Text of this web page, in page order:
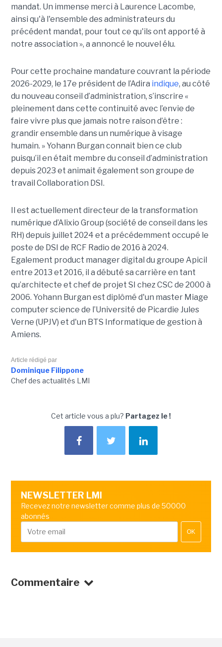
mandat. Un immense merci à Laurence Lacombe,
ainsi qu'à l'ensemble des administrateurs du
précédent mandat, pour tout ce qu'ils ont apporté à
notre association », a annoncé le nouvel élu.
Pour cette prochaine mandature couvrant la période
2026-2029, le 17e président de l’Adira indique, au côté
du nouveau conseil d’administration, s’inscrire «
pleinement dans cette continuité avec l’envie de
faire vivre plus que jamais notre raison d’être :
grandir ensemble dans un numérique à visage
humain. »Yohann Burgan connait bien ce club
puisqu’il en était membre du conseil d’administration
depuis 2023 et animait également son groupe de
travail Collaboration DSI.
Il est actuellement directeur de la transformation
numérique d’Alixio Group (société de conseil dans les
RH) depuis juillet 2024 et a précédemment occupé le
poste de DSI de RCF Radio de 2016 à 2024.
Egalement product manager digital du groupe Apicil
entre 2013 et 2016, il a débuté sa carrière en tant
qu’architecte et chef de projet SI chez CSC de 2000 à
2006. Yohann Burgan est diplômé d'un master Miage
computer science de l’Université de Picardie Jules
Verne (UPJV) et d'un BTS Informatique de gestion à
Amiens.
Article rédigé par
Dominique Filippone
Chef des actualités LMI
Cet article vous a plu? Partagez le !
NEWSLETTER LMI
Recevez notre newsletter comme plus de 50000
abonnés
OK
Commentaire